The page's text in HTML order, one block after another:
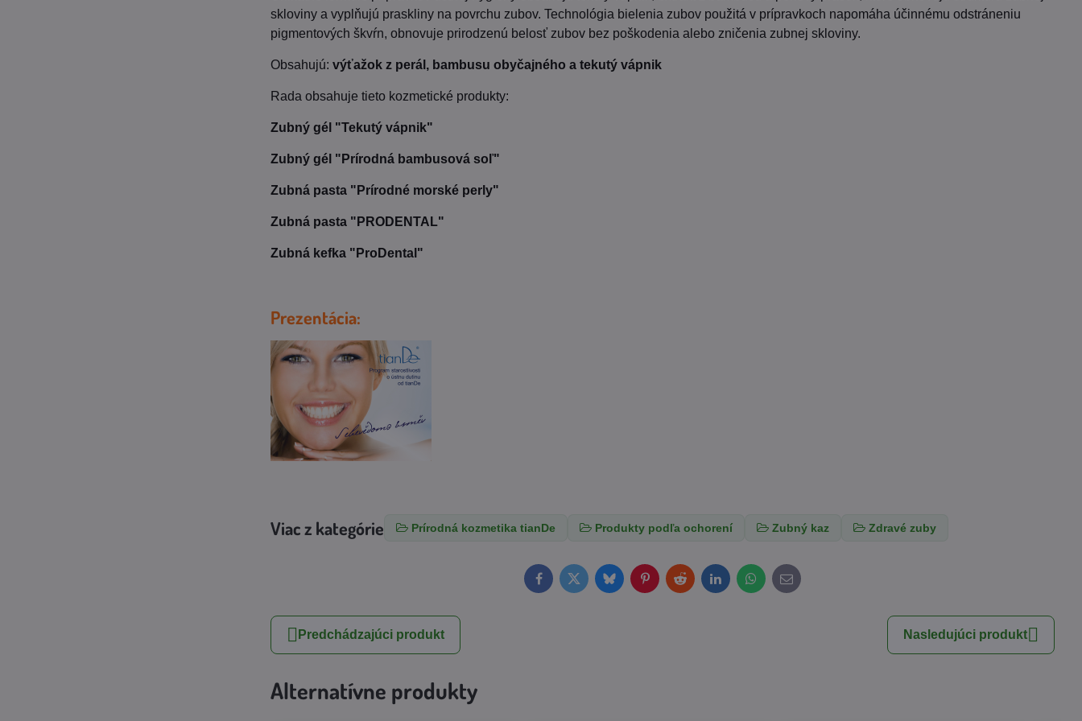
skloviny a vyplňujú praskliny na povrchu zubov. Technológia bielenia zubov použitá v prípravkoch napomáha účinnému odstráneniu
pigmentových škvŕn, obnovuje prirodzenú belosť zubov bez poškodenia alebo zničenia zubnej skloviny.
Obsahujú:výťažok z perál, bambusu obyčajného a tekutý vápnik
Rada obsahuje tieto kozmetické produkty:
Zubný gél "Tekutý vápnik"
Zubný gél "Prírodná bambusová soľ"
Zubná pasta "Prírodné morské perly"
Zubná pasta "PRODENTAL"
Zubná kefka "ProDental"
Prezentácia:
Viac z kategórie Prírodná kozmetika tianDe Produkty podľa ochorení Zubný kaz Zdravé zuby
FacebookTwitterBlueskyPinterestRedditLinkedInWhatsApp
E-
mail
Predchádzajúci produkt Nasledujúci produkt
Alternatívne produkty